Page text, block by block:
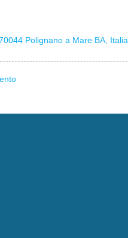
Polignano a Mare BA, Italia